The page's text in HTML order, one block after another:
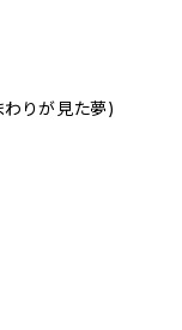
わりが見た夢)